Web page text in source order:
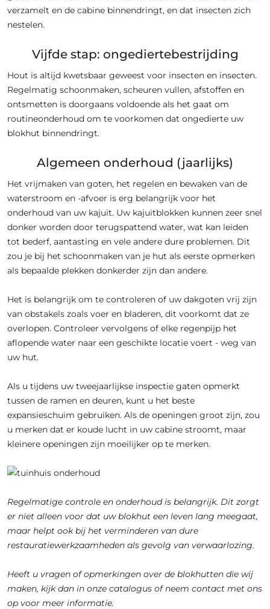
verzamelt en de cabine binnendringt, en dat insecten zich
nestelen.
Vijfde stap: ongediertebestrijding
Hout is altijd kwetsbaar geweest voor insecten en insecten.
Regelmatig schoonmaken, scheuren vullen, afstoffen en
ontsmetten is doorgaans voldoende als het gaat om
routineonderhoud om te voorkomen dat ongedierte uw
blokhut binnendringt.
Algemeen onderhoud (jaarlijks)
Het vrijmaken van goten, het regelen en bewaken van de
waterstroom en -afvoer is erg belangrijk voor het
onderhoud van uw kajuit. Uw kajuitblokken kunnen zeer snel
donker worden door terugspattend water, wat kan leiden
tot bederf, aantasting en vele andere dure problemen. Dit
zou je bij het schoonmaken van je hut als eerste opmerken
als bepaalde plekken donkerder zijn dan andere.
Het is belangrijk om te controleren of uw dakgoten vrij zijn
van obstakels zoals voer en bladeren, dit voorkomt dat ze
overlopen. Controleer vervolgens of elke regenpijp het
aflopende water naar een geschikte locatie voert - weg van
uw hut.
Als u tijdens uw tweejaarlijkse inspectie gaten opmerkt
tussen de ramen en deuren, kunt u het beste
expansieschuim gebruiken. Als de openingen groot zijn, zou
u merken dat er koude lucht in uw cabine stroomt, maar
kleinere openingen zijn moeilijker op te merken.
Regelmatige controle en onderhoud is belangrijk. Dit zorgt
er niet alleen voor dat uw blokhut een leven lang meegaat,
maar helpt ook bij het verminderen van dure
restauratiewerkzaamheden als gevolg van verwaarlozing.
Heeft u vragen of opmerkingen over de blokhutten die wij
maken, kijk dan in onze catalogus of neem contact met ons
op voor meer informatie.